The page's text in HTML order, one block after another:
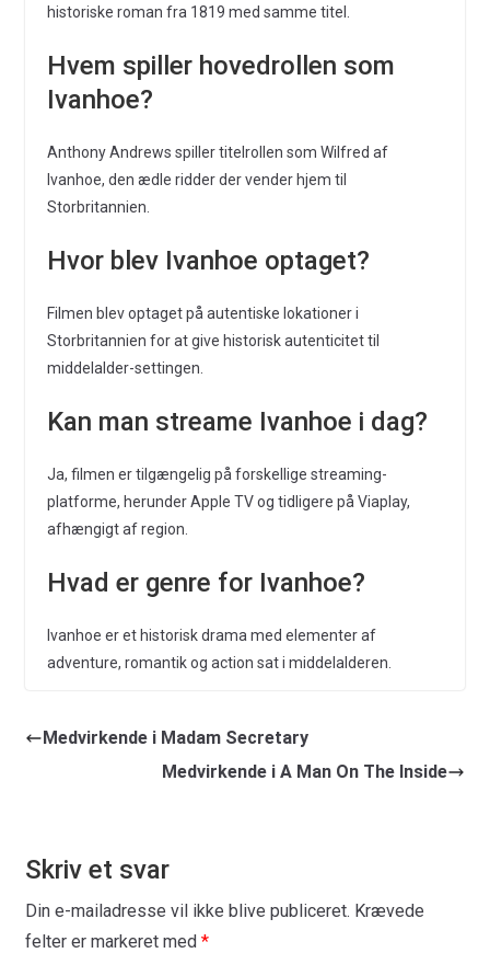
historiske roman fra 1819 med samme titel.
Hvem spiller hovedrollen som
Ivanhoe?
Anthony Andrews spiller titelrollen som Wilfred af
Ivanhoe, den ædle ridder der vender hjem til
Storbritannien.
Hvor blev Ivanhoe optaget?
Filmen blev optaget på autentiske lokationer i
Storbritannien for at give historisk autenticitet til
middelalder-settingen.
Kan man streame Ivanhoe i dag?
Ja, filmen er tilgængelig på forskellige streaming-
platforme, herunder Apple TV og tidligere på Viaplay,
afhængigt af region.
Hvad er genre for Ivanhoe?
Ivanhoe er et historisk drama med elementer af
adventure, romantik og action sat i middelalderen.
Medvirkende i Madam Secretary
Medvirkende i A Man On The Inside
Skriv et svar
Din e-mailadresse vil ikke blive publiceret. Krævede
felter er markeret med *